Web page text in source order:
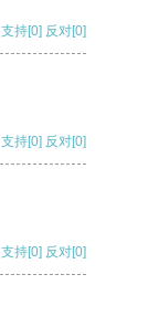
支持[0] 反对[0]
支持[0] 反对[0]
支持[0] 反对[0]